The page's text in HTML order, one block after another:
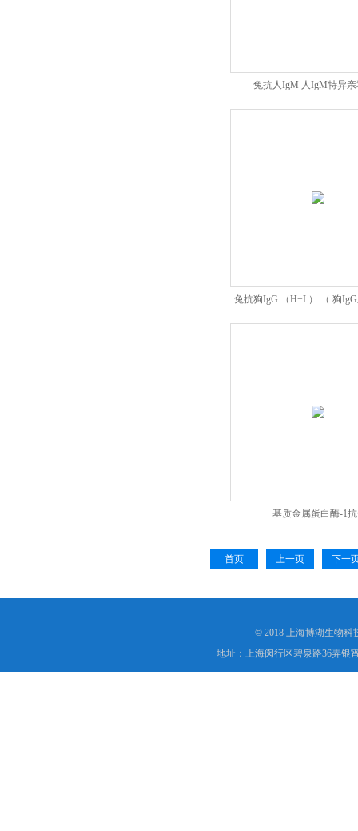
兔抗人IgM 人IgM特异
兔抗狗IgG （H+L） （ 狗
基质金属蛋白酶-1
首页 上一页 下一
© 2018 上海博湖生物科
地址：上海闵行区碧泉路36弄银